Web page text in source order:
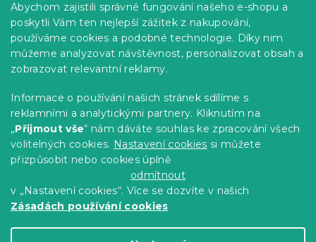
Abychom zajistili správné fungování našeho e-shopu a
poskytli Vám ten nejlepší zážitek z nakupování,
používáme cookies a podobné technologie. Díky nim
můžeme analyzovat návštěvnost, personalizovat obsah a
zobrazovat relevantní reklamy.
Informace o používání našich stránek sdílíme s
reklamními a analytickými partnery. Kliknutím na
„Přijmout vše“ nám dáváte souhlas ke zpracování všech
volitelných cookies. Nastavení cookies si můžete
přizpůsobit nebo cookies úplně
odmítnout
v „Nastavení cookies“. Více se dozvíte v našich
Zásadách používání cookies
Kariéra
Poptávky a B2B spolupráce
Proč se u nás registrovat?
Věrnostní program - Sleva až 10 %
Návody
Tabulky velikostí
Blog